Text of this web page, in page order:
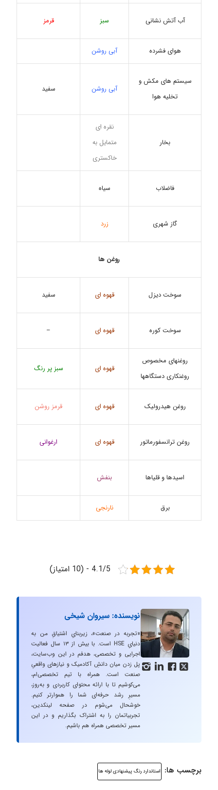
آب آتش نشانی سبز قرمز
هوای فشرده آبی روشن
سیستم های مکش و
تخلیه هوا
آبی روشن سفید
بخار
نقره ای
متمایل به
خاکستری
فاضلاب سیاه
گاز شهری زرد
روغن ها
سوخت دیزل قهوه ای سفید
سوخت کوره قهوه ای –
روغنهای مخصوص
روغنکاری دستگاهها
قهوه ای سبز پر رنگ
روغن هیدرولیک قهوه ای قرمز روشن
روغن ترانسفورماتور قهوه ای ارغوانی
اسیدها و قلیاها بنفش
برق نارنجی
4.1/5 - (10 امتیاز)
   
نویسنده: سیروان شیخی
«تجربه در صنعت»، زیربنایِ اشتیاقِ من به
دنیایِ HSE است. با بیش از ۱۳ سال فعالیت
اجرایی و تخصصی، هدفم در این وب‌سایت،
پل زدن میان دانشِ آکادمیک و نیازهای واقعیِ
صنعت است. همراه با تیم تخصصی‌ام،
می‌کوشیم تا با ارائه محتوای کاربردی و به‌روز،
مسیرِ رشد حرفه‌ای شما را هموارتر کنیم.
خوشحال می‌شوم در صفحه لینکدین،
تجربیاتمان را به اشتراک بگذاریم و در این
مسیر تخصصی همراه هم باشیم.
برچسب ها: استاندارد رنگ پیشنهادی لوله ها